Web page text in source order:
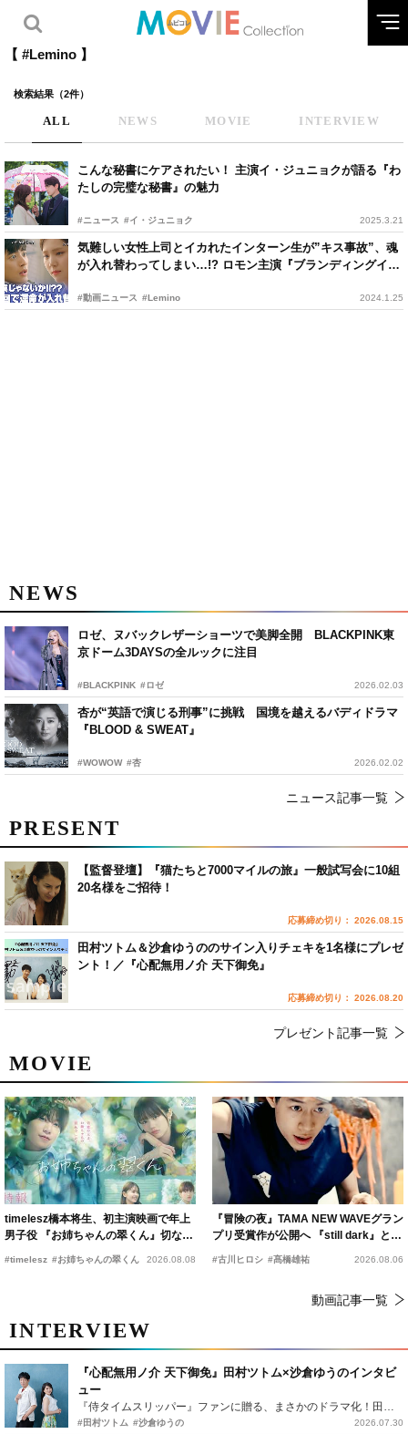
【 #Lemino 】
検索結果（2件）
ALL NEWS MOVIE INTERVIEW
こんな秘書にケアされたい！ 主演イ・ジュニョクが語る『わ
たしの完璧な秘書』の魅力
#ニュース #イ・ジュニョク 2025.3.21
気難しい女性上司とイカれたインターン生が”キス事故”、魂
が入れ替わってしまい…!? ロモン主演『ブランディングイン
#動画ニュース #Lemino 2024.1.25
NEWS
ロゼ、ヌバックレザーショーツで美脚全開 BLACKPINK東
京ドーム3DAYSの全ルックに注目
#BLACKPINK #ロゼ 2026.02.03
杏が“英語で演じる刑事”に挑戦 国境を越えるバディドラマ
『BLOOD & SWEAT』
#WOWOW #杏 2026.02.02
ニュース記事一覧
MOVIE
timelesz橋本将生、初主演映画で年上
男子役 『お姉ちゃんの翠くん』切ない
恋の幕開けを予感
#timelesz #お姉ちゃんの翠くん 2026.08.08
『冒険の夜』TAMA NEW WAVEグラン
プリ受賞作が公開へ 『still dark』と同
時上映決定
#古川ヒロシ #髙橋雄祐 2026.08.06
動画記事一覧
INTERVIEW
『心配無用ノ介 天下御免』田村ツトム×沙倉ゆうのインタビ
ュー
『侍タイムスリッパー』ファンに贈る、まさかのドラマ化！田村ツトム×沙倉ゆうのが語る『心配無用ノ介』撮影秘話
#田村ツトム #沙倉ゆうの 2026.07.30
PRESENT
【監督登壇】『猫たちと7000マイルの旅』一般試写会に10組
20名様をご招待！
応募締め切り： 2026.08.15
田村ツトム＆沙倉ゆうののサイン入りチェキを1名様にプレゼ
ント！／『心配無用ノ介 天下御免』
応募締め切り： 2026.08.20
プレゼント記事一覧